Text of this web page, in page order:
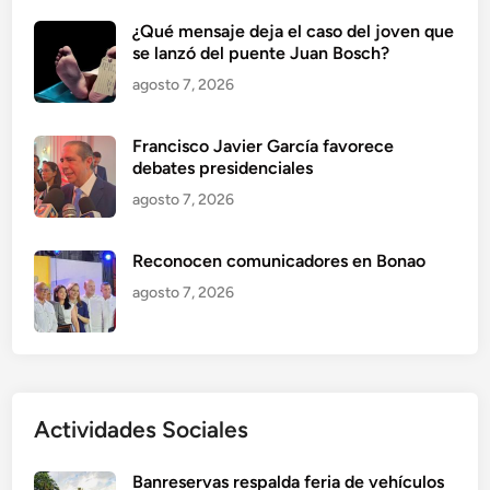
¿Qué mensaje deja el caso del joven que
se lanzó del puente Juan Bosch?
agosto 7, 2026
Francisco Javier García favorece
debates presidenciales
agosto 7, 2026
Reconocen comunicadores en Bonao
agosto 7, 2026
Actividades Sociales
Banreservas respalda feria de vehículos